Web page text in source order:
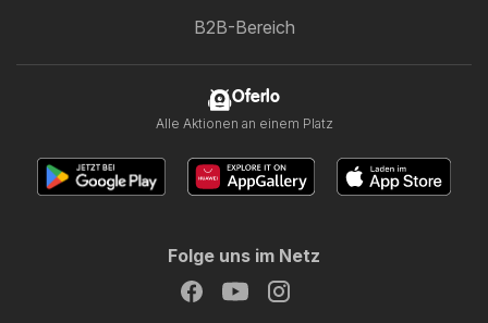
B2B-Bereich
Oferlo
Alle Aktionen an einem Platz
Folge uns im Netz